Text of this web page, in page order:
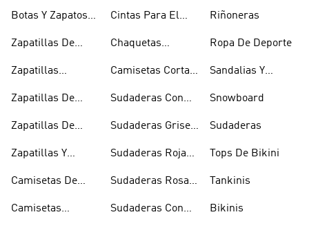
Botas Y Zapatos
Zapatillas De
Zapatillas
Zapatillas De
Zapatillas De
Zapatillas Y
Camisetas De
Camisetas
Cintas Para El
Chaquetas
Camisetas Cortas
Sudaderas Con
Sudaderas Grises
Sudaderas Rojas
Sudaderas Rosas
Sudaderas Con
Riñoneras
Ropa De Deporte
Sandalias Y
Snowboard
Sudaderas
Tops De Bikini
Tankinis
Bikinis